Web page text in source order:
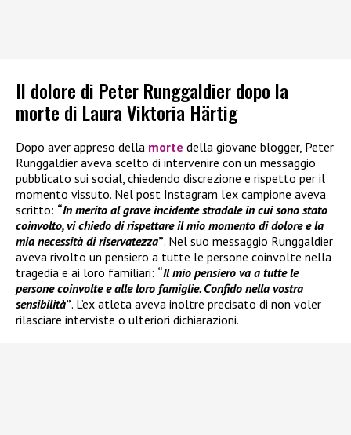
Il dolore di Peter Runggaldier dopo la
morte di Laura Viktoria Härtig
Dopo aver appreso della morte della giovane blogger, Peter
Runggaldier aveva scelto di intervenire con un messaggio
pubblicato sui social, chiedendo discrezione e rispetto per il
momento vissuto. Nel post Instagram l’ex campione aveva
scritto: “In merito al grave incidente stradale in cui sono stato
coinvolto, vi chiedo di rispettare il mio momento di dolore e la
mia necessità di riservatezza”. Nel suo messaggio Runggaldier
aveva rivolto un pensiero a tutte le persone coinvolte nella
tragedia e ai loro familiari: “Il mio pensiero va a tutte le
persone coinvolte e alle loro famiglie. Confido nella vostra
sensibilità”. L’ex atleta aveva inoltre precisato di non voler
rilasciare interviste o ulteriori dichiarazioni.